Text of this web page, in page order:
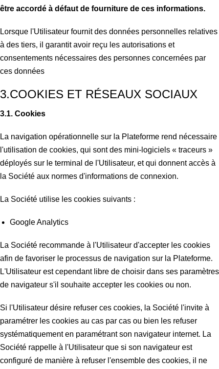
être accordé à défaut de fourniture de ces informations.
Lorsque l'Utilisateur fournit des données personnelles relatives
à des tiers, il garantit avoir reçu les autorisations et
consentements nécessaires des personnes concernées par
ces données
3.COOKIES ET RÉSEAUX SOCIAUX
3.1. Cookies
La navigation opérationnelle sur la Plateforme rend nécessaire
l'utilisation de cookies, qui sont des mini-logiciels « traceurs »
déployés sur le terminal de l'Utilisateur, et qui donnent accès à
la Société aux normes d'informations de connexion.
La Société utilise les cookies suivants :
Google Analytics
La Société recommande à l'Utilisateur d'accepter les cookies
afin de favoriser le processus de navigation sur la Plateforme.
L'Utilisateur est cependant libre de choisir dans ses paramètres
de navigateur s'il souhaite accepter les cookies ou non.
Si l'Utilisateur désire refuser ces cookies, la Société l'invite à
paramétrer les cookies au cas par cas ou bien les refuser
systématiquement en paramétrant son navigateur internet. La
Société rappelle à l'Utilisateur que si son navigateur est
configuré de manière à refuser l'ensemble des cookies, il ne